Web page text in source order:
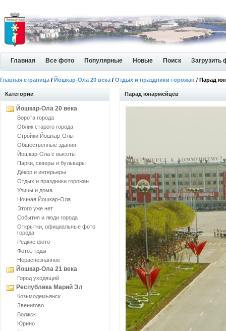
Главная Все фото Популярные Новые Поиск Загрузить
Главная страница / Йошкар-Ола 20 века / Отдых и праздники горожан / Парад
Категории
Йошкар-Ола 20 века
Ворота города
Облик старого города
Стройки Йошкар-Олы
Общественные здания
Йошкар-Ола с высоты
Парки, скверы и бульвары
Декор и интерьеры
Отдых и праздники горожан
Улицы и дома
Ночная Йошкар-Ола
Этого уже нет
События и люди города
Открытки, официальные фото
города
Редкие фото
Фотоэтюды
Нераспознанное
Йошкар-Ола 21 века
Город уходящий
Республика Марий Эл
Козьмодемьянск
Звенигово
Волжск
Юрино
Парад юнармейцев